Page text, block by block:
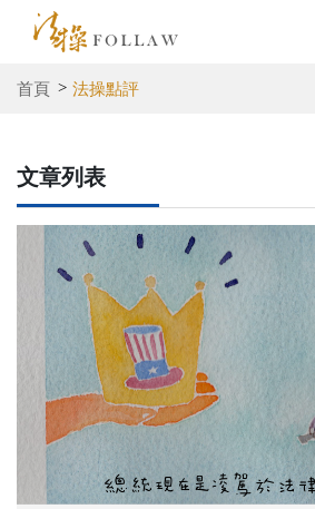
首頁 法操點評
文章列表